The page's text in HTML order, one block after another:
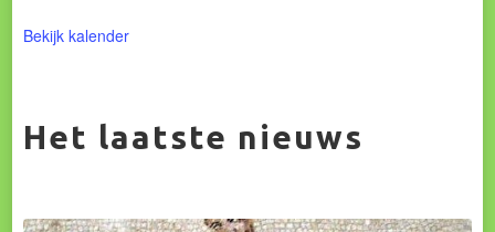
Bekijk kalender
Het laatste nieuws